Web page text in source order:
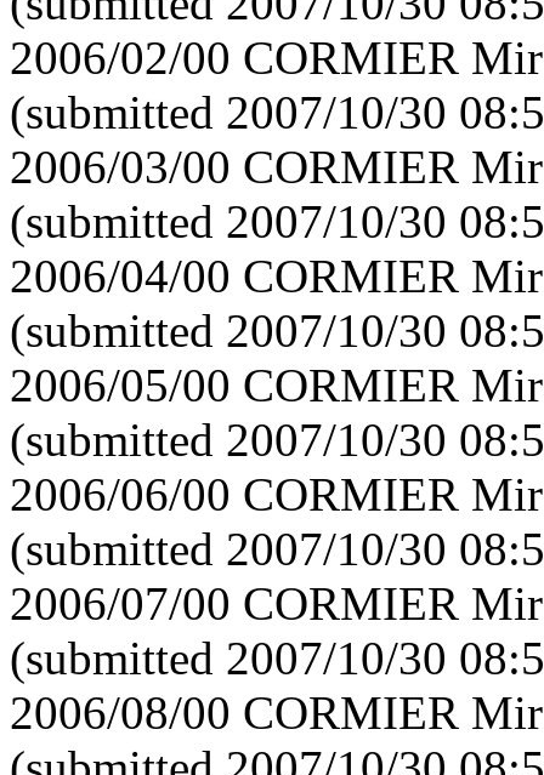
2006/02/00 CORMIER
(submitted 2007/10/30
2006/03/00 CORMIER
(submitted 2007/10/30
2006/04/00 CORMIER
(submitted 2007/10/30
2006/05/00 CORMIER
(submitted 2007/10/30
2006/06/00 CORMIER
(submitted 2007/10/30
2006/07/00 CORMIER
(submitted 2007/10/30
2006/08/00 CORMIER